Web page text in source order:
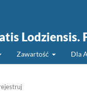
Lodziensis.
Zawartość Dla